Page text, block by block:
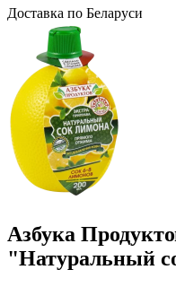
Доcтавка по Беларуси
Азбука
"Натуральный